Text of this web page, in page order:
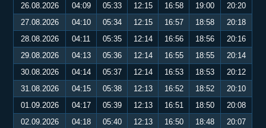
26.08.2026
04:09 05:33 12:15 16:58 19:00
20:20
27.08.2026
04:10 05:34 12:15 16:57 18:58
20:18
28.08.2026
04:11 05:35 12:14 16:56 18:56
20:16
29.08.2026
04:13 05:36 12:14 16:55 18:55
20:14
30.08.2026
04:14 05:37 12:14 16:53 18:53
20:12
31.08.2026
04:15 05:38 12:13 16:52 18:52
20:10
01.09.2026
04:17 05:39 12:13 16:51 18:50
20:08
02.09.2026
04:18 05:40 12:13 16:50 18:48
20:07